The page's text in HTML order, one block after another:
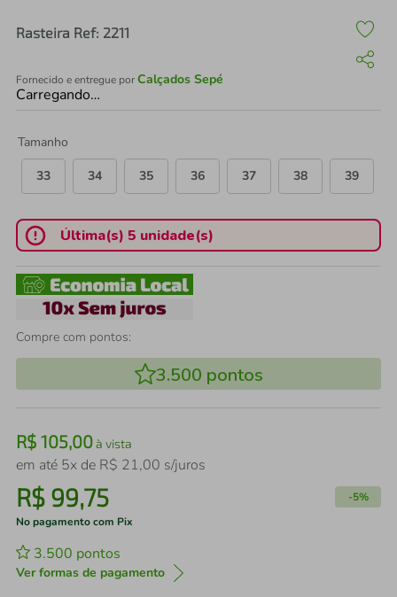
Rasteira Ref: 2211
Fornecido e entregue porCalçados Sepé
Carregando…
Tamanho
33
34 35 36 37 38 39
Última(s) 5 unidade(s)
Compre com pontos:
3.500 pontos
R$ 105,00à vista
em até 5x de R$ 21,00 s/juros
R$ 99,75 -5%
No pagamento com Pix
3.500 pontos
Ver formas de pagamento